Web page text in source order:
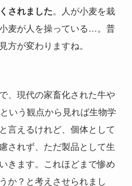
されました。人が小麦を栽
麦が人を操っている…。普
方が変わりますね。
、現代の家畜化された牛や
いう観点から見れば生物学
言えるけれど、個体として
されず、ただ製品として生
きます。これほどまで惨め
か？と考えさせられまし